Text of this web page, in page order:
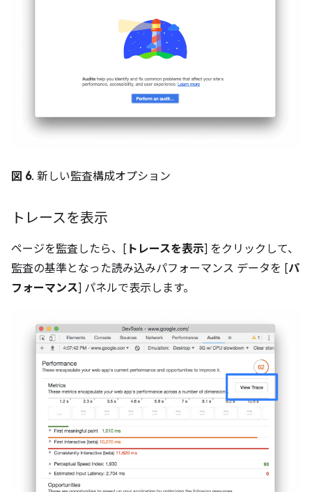
図 6. 新しい監査構成オプション
トレースを表示
ページを監査したら、[ トレースを表示] をクリックして、
監査の基準となった読み込みパフォーマンス データを [パ
フォーマンス] パネルで表示します。